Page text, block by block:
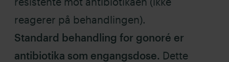
reagerer på behandlingen).
Standard behandling for gonoré er
antibiotika som engangsdose. Dette